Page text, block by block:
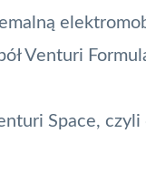
Venturi
Space, czyli